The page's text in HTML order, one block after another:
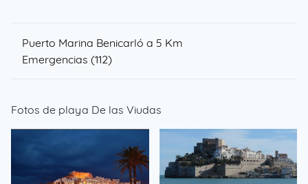
Puerto Marina Benicarló a 5 Km
Emergencias (112)
Fotos de playa De las Viudas